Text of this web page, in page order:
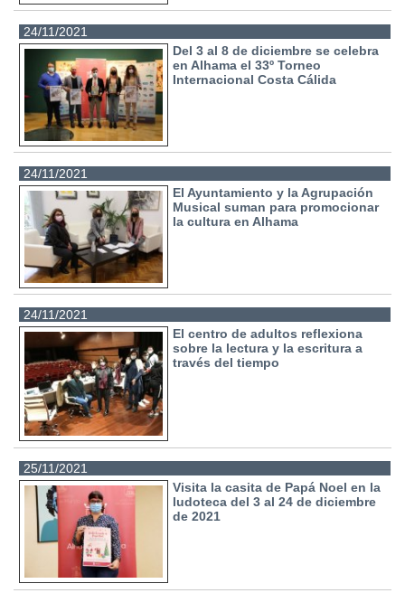
24/11/2021
Del 3 al 8 de diciembre se celebra
en Alhama el 33º Torneo
Internacional Costa Cálida
24/11/2021
El Ayuntamiento y la Agrupación
Musical suman para promocionar
la cultura en Alhama
24/11/2021
El centro de adultos reflexiona
sobre la lectura y la escritura a
través del tiempo
25/11/2021
Visita la casita de Papá Noel en la
ludoteca del 3 al 24 de diciembre
de 2021